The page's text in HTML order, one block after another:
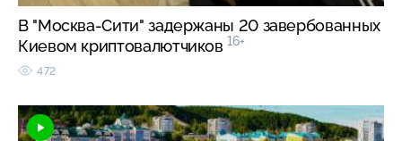
В "Москва-Сити" задержаны 20 завербованных
Киевом криптовалютчиков 16+
472